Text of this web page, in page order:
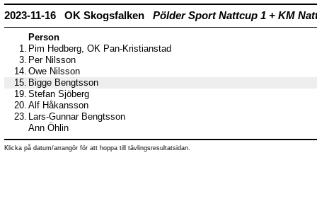
2023-11-16 OK Skogsfalken Pölder Sport Nattcup 1 + KM
Person
1. Pim Hedberg, OK Pan-Kristianstad
3. Per Nilsson
14. Owe Nilsson
15. Bigge Bengtsson
19. Stefan Sjöberg
20. Alf Håkansson
23. Lars-Gunnar Bengtsson
Ann Öhlin
Klicka på datum/arrangör för att hoppa till tävlingsresultatsidan.